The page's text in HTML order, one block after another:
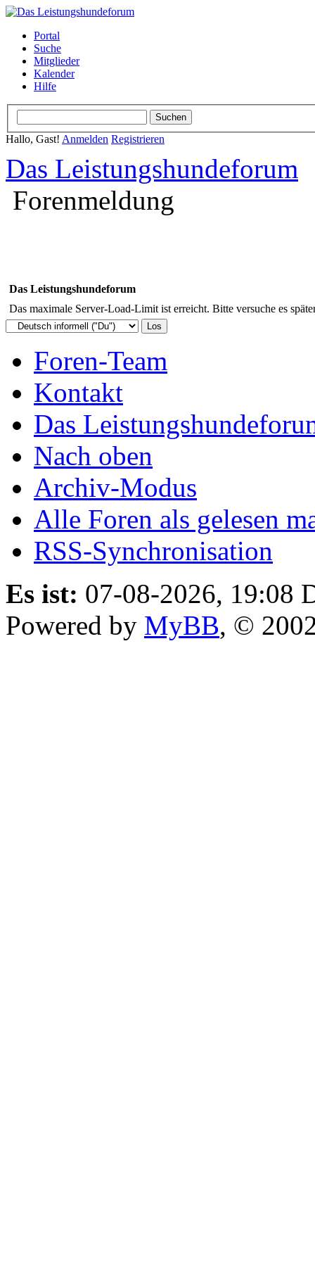
Portal
Suche
Mitglieder
Kalender
Hilfe
Hallo, Gast! Anmelden Registrieren
Das Leistungshundeforum
Forenmeldung
Das Leistungshundeforum
Das maximale Server-Load-Limit ist erreicht. Bitte versuche es
Foren-Team
Kontakt
Das
Nach oben
Archiv-Modus
Alle Foren als gelesen
RSS-Synchronisation
Es ist: 07-08-2026, 19:08
Powered by MyBB, ©